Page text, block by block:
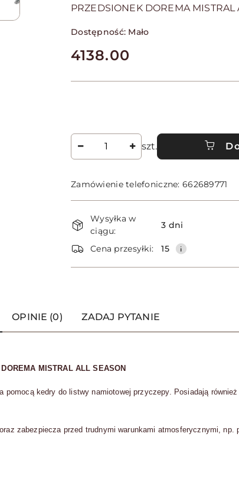
PRZEDSIONEK DOREMA MISTRAL
Dostępność: Mało
cena:
4138.00
Ilość
szt.
Zamówienie telefoniczne: 662689771
Dostępność
i
dostawa
Wysyłka w
ciągu:
3 dni
Cena przesyłki: 15
OPINIE (0) ZADAJ PYTANIE
MISTRAL ALL SEASON
kedry do listwy namiotowej przyczepy. Posiadają
zabezpiecza przed trudnymi warunkami atmosferycznymi, np.